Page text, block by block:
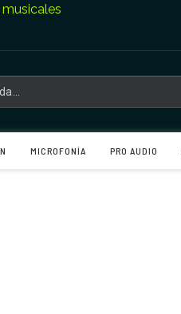
MICROFONÍA PRO AUDIO